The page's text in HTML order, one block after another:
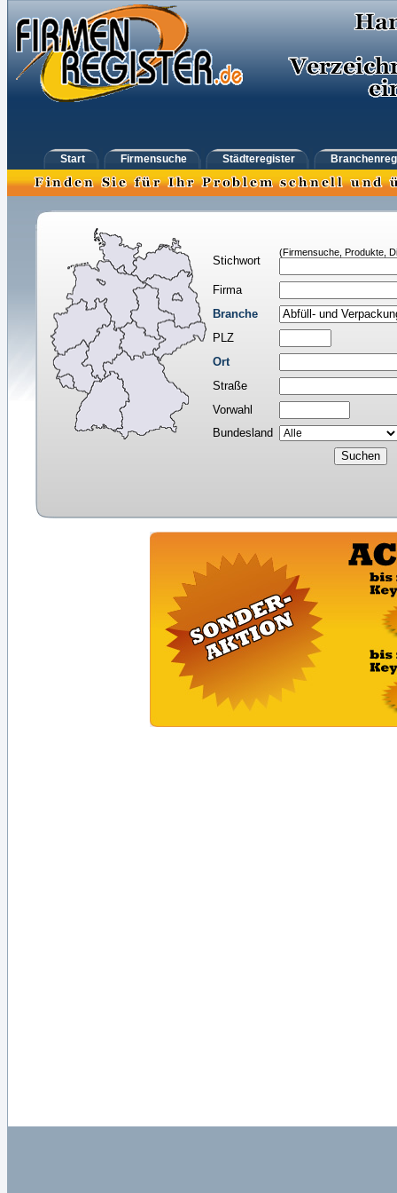
Start Firmensuche Städteregister
Stichwort
(Firmensuche, Produkte,
Firma
Branche
PLZ
Ort
Straße
Vorwahl
Bundesland